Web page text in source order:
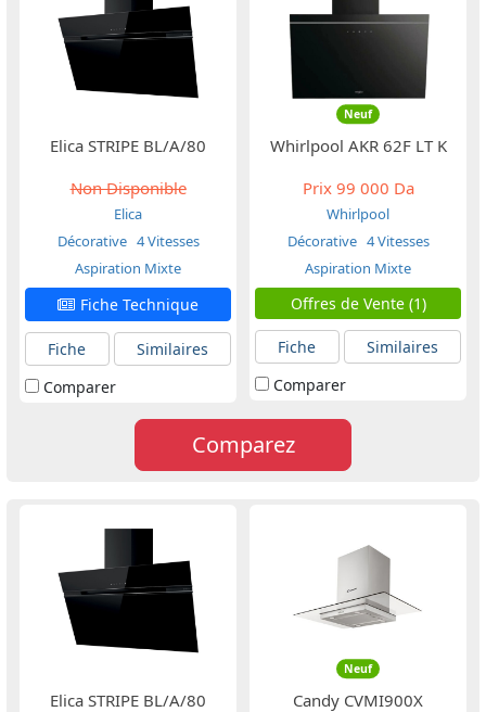
Elica STRIPE BL/A/80
Non Disponible
Elica
Décorative 4 Vitesses
Aspiration Mixte
Fiche Technique
Fiche
Similaires
Comparer
Neuf
Whirlpool AKR 62F LT K
Prix99 000 Da
Whirlpool
Décorative 4 Vitesses
Aspiration Mixte
Offres de Vente (1)
Fiche
Similaires
Comparer
Comparez
Elica STRIPE BL/A/80
Neuf
Candy CVMI900X